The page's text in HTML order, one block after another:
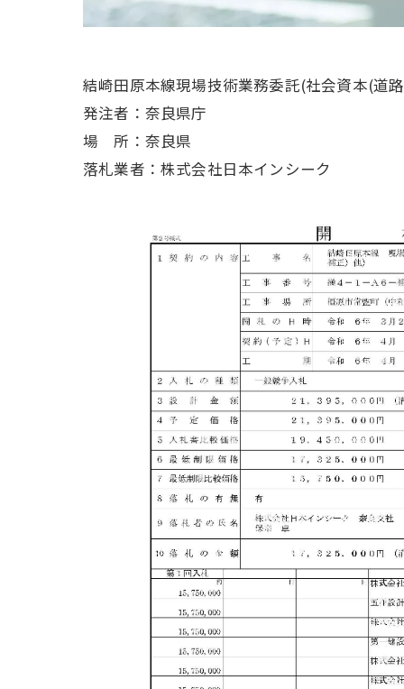
結崎田原本線現場技術業務委託(社会資本(道
発注者：奈良県庁
場 所：奈良県
落札業者：株式会社日本インシーク